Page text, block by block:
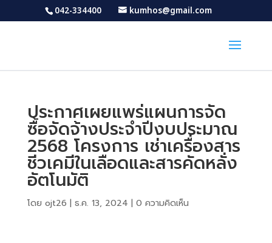
042-334400 kumhos@gmail.com
ประกาศเผยแพร่แผนการจัด
ซื้อจัดจ้างประจำปีงบประมาณ
2568 โครงการ เช่าเครื่องสาร
ชีวเคมีในเลือดและสารคัดหลั่ง
อัตโนมัติ
โดย ojt26 | ธ.ค. 13, 2024 | 0 ความคิดเห็น